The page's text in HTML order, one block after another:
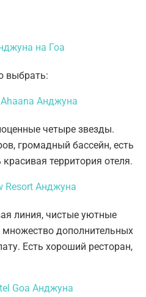
выбрать:
четыре звезды.
громадный бассейн, есть
территория отеля.
линия, чистые уютные
множество дополнительных
Есть хороший ресторан,